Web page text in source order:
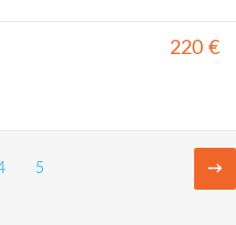
220 €
5 →